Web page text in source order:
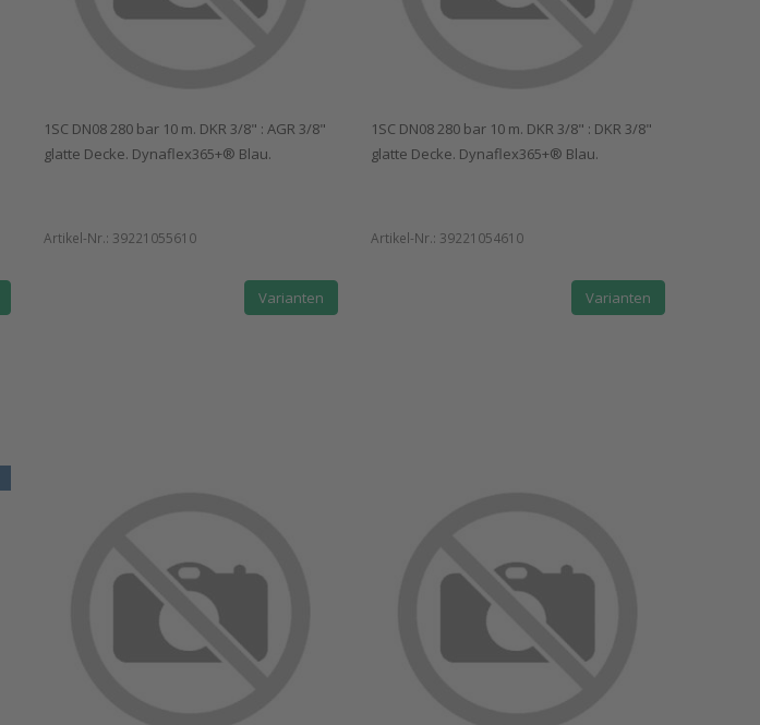
1SC DN08 280 bar 10 m. DKR 3/8" : AGR 3/8"
glatte Decke. Dynaflex365+® Blau.
Artikel-Nr.: 39221055610
Varianten
1SC DN08 280 bar 10 m. DKR 3/8" : DKR 3/8"
glatte Decke. Dynaflex365+® Blau.
Artikel-Nr.: 39221054610
Varianten